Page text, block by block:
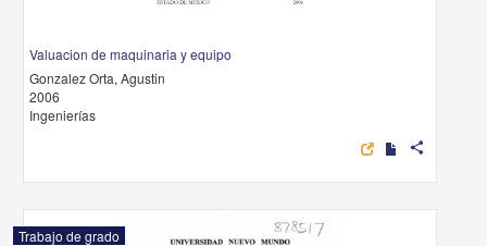
Valuacion de maquinaria y equipo
Gonzalez Orta, Agustin
2006
Ingenierías
share
Trabajo de grado